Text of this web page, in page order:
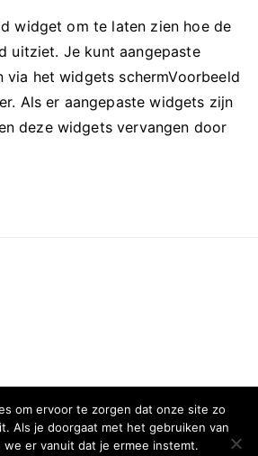
widget om te laten zien hoe de
uitziet. Je kunt aangepaste
het widgets schermVoorbeeld
Als er aangepaste widgets zijn
deze widgets vervangen door
om ervoor te zorgen dat onze site zo
Als je doorgaat met het gebruiken van
we er vanuit dat je ermee instemt.